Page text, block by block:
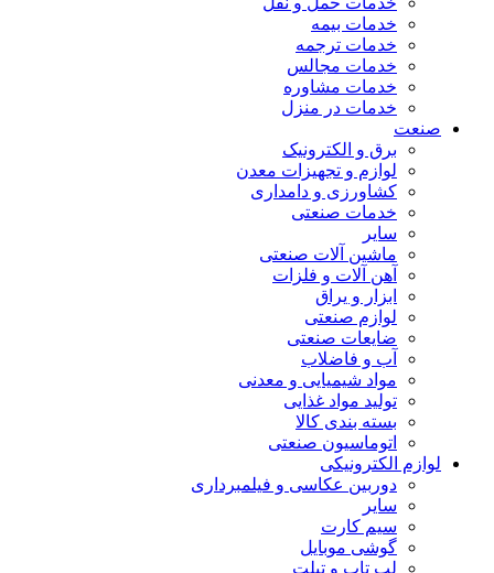
خدمات بیمه
خدمات ترجمه
خدمات مجالس
خدمات مشاوره
خدمات در منزل
صنعت
برق و الکترونیک
لوازم و تجهیزات معدن
کشاورزی و دامداری
خدمات صنعتی
سایر
ماشین آلات صنعتی
آهن آلات و فلزات
ابزار و یراق
لوازم صنعتی
ضایعات صنعتی
آب و فاضلاب
مواد شیمیایی و معدنی
تولید مواد غذایی
بسته بندی کالا
اتوماسیون صنعتی
لوازم الکترونیکی
دوربین عکاسی و فیلمبرداری
سایر
سیم کارت
گوشی موبایل
لپ تاپ و تبلت